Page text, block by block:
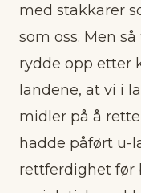
med stakkarer
som oss. Men
rydde opp etter
landene, at vi i
midler på å
hadde påført u-
rettferdighet før